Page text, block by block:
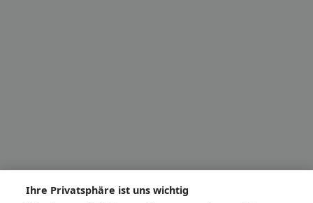
Ihre Privatsphäre ist uns wichtig